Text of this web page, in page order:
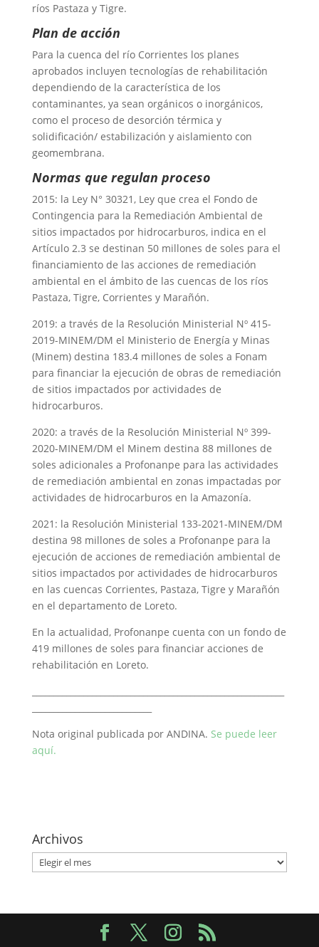
ríos Pastaza y Tigre.
Plan de acción
Para la cuenca del río Corrientes los planes
aprobados incluyen tecnologías de rehabilitación
dependiendo de la característica de los
contaminantes, ya sean orgánicos o inorgánicos,
como el proceso de desorción térmica y
solidificación/ estabilización y aislamiento con
geomembrana.
Normas que regulan proceso
2015: la Ley N° 30321, Ley que crea el Fondo de
Contingencia para la Remediación Ambiental de
sitios impactados por hidrocarburos, indica en el
Artículo 2.3 se destinan 50 millones de soles para el
financiamiento de las acciones de remediación
ambiental en el ámbito de las cuencas de los ríos
Pastaza, Tigre, Corrientes y Marañón.
2019: a través de la Resolución Ministerial Nº 415-
2019-MINEM/DM el Ministerio de Energía y Minas
(Minem) destina 183.4 millones de soles a Fonam
para financiar la ejecución de obras de remediación
de sitios impactados por actividades de
hidrocarburos.
2020: a través de la Resolución Ministerial Nº 399-
2020-MINEM/DM el Minem destina 88 millones de
soles adicionales a Profonanpe para las actividades
de remediación ambiental en zonas impactadas por
actividades de hidrocarburos en la Amazonía.
2021: la Resolución Ministerial 133-2021-MINEM/DM
destina 98 millones de soles a Profonanpe para la
ejecución de acciones de remediación ambiental de
sitios impactados por actividades de hidrocarburos
en las cuencas Corrientes, Pastaza, Tigre y Marañón
en el departamento de Loreto.
En la actualidad, Profonanpe cuenta con un fondo de
419 millones de soles para financiar acciones de
rehabilitación en Loreto.
Nota original publicada por ANDINA. Se puede leer
aquí.
Archivos
Archivos